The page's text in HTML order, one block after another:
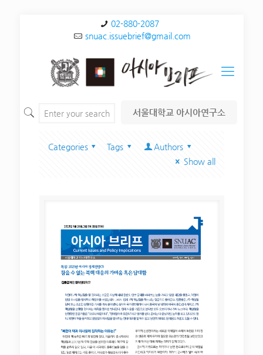
02-880-2087
snuac.issuebrief@gmail.com
서울대학교 아시아연구소
Categories Tags
Authors
Show all